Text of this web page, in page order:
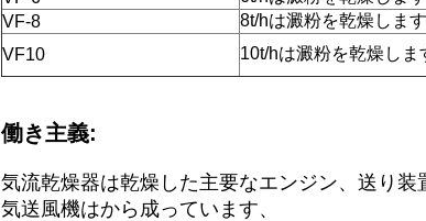
VF-8
8t/hは澱粉を乾燥します
VF10
10t/hは澱粉を乾燥しま
働き主義:
気流乾燥器は乾燥した主要なエンジン、送り
気送風機はから成っています、